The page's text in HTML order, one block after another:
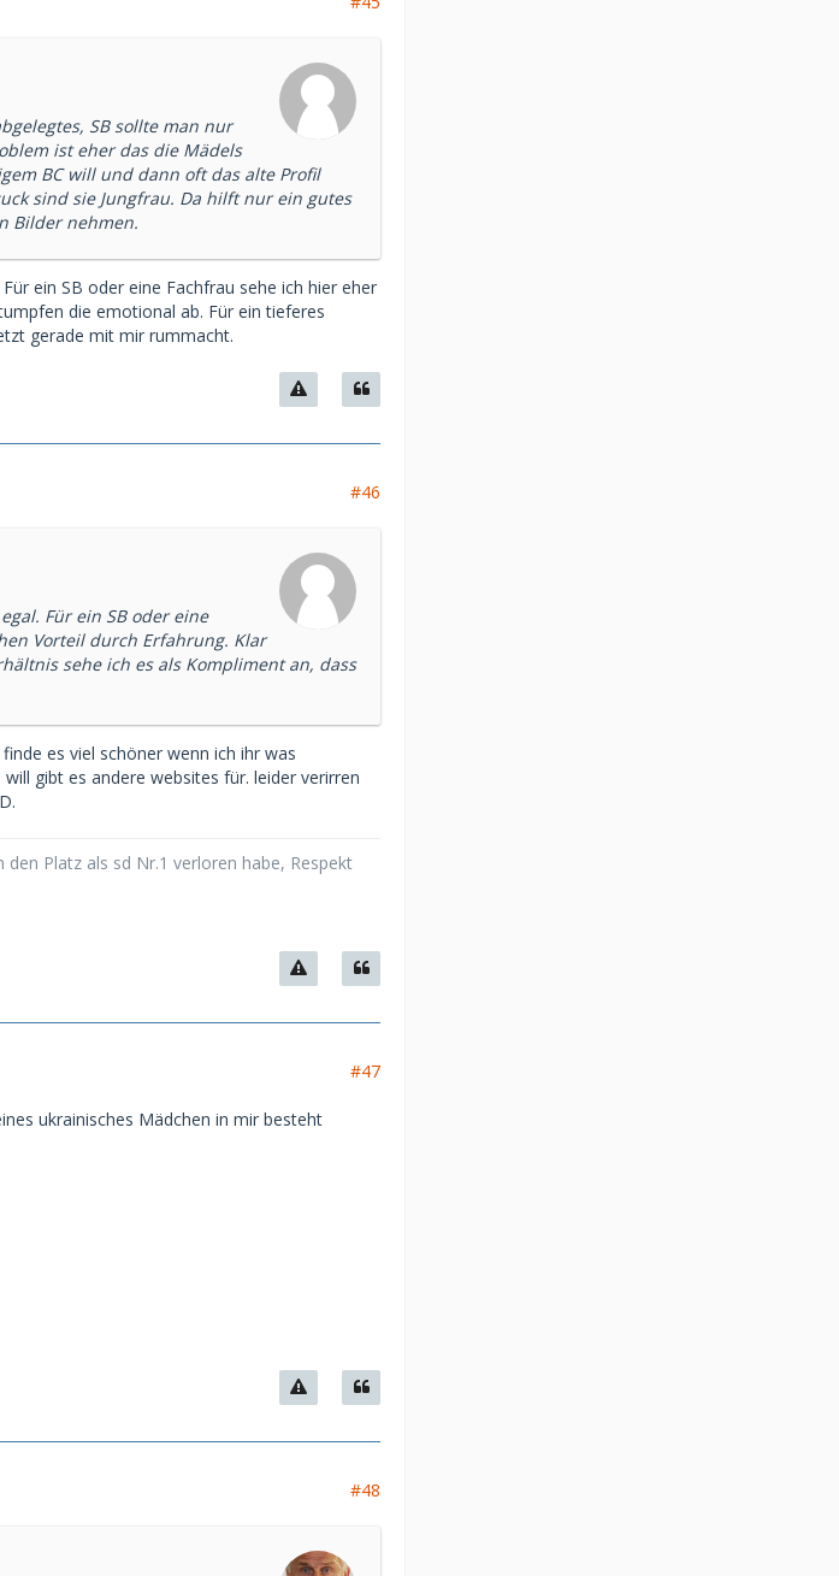
SB sollte man nur
ist eher das die Mädels
BC will und dann oft das alte Profil
sind sie Jungfrau. Da hilft nur ein gutes
Bilder nehmen.
ein SB oder eine Fachfrau sehe ich hier eher
die emotional ab. Für ein tieferes
gerade mit mir rummacht.
#46
Für ein SB oder eine
Vorteil durch Erfahrung. Klar
sehe ich es als Kompliment an, dass
es viel schöner wenn ich ihr was
gibt es andere websites für. leider verirren
Platz als sd Nr.1 verloren habe, Respekt
#47
ukrainisches Mädchen in mir besteht
#48